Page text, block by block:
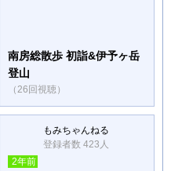
南房総散歩 初詣&伊予ヶ岳
登山
（26回視聴）
もみちゃんねる
登録者数 423人
2年前